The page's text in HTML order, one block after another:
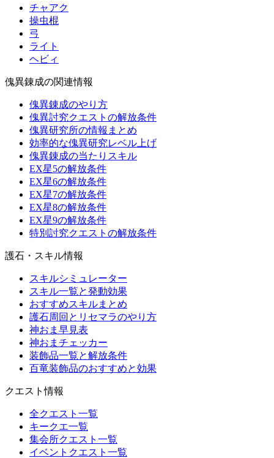
チャアク
操虫棍
弓
ライト
ヘビィ
傀異錬成の関連情報
傀異錬成のやり方
傀異討究クエストの解放条件
傀異研究所の情報まとめ
効率的な傀異研究レベル上げ
傀異錬成の当たりスキル
EX星5の解放条件
EX星6の解放条件
EX星7の解放条件
EX星8の解放条件
EX星9の解放条件
特別討究クエストの解放条件
護石・スキル情報
スキルシミュレーター
スキル一覧と発動効果
おすすめスキルまとめ
護石周回とリセマラのやり方
神おま早見表
神おまチェッカー
装飾品一覧と解放条件
百竜装飾品のおすすめと効果
クエスト情報
全クエスト一覧
キークエ一覧
集会所クエスト一覧
イベントクエスト一覧